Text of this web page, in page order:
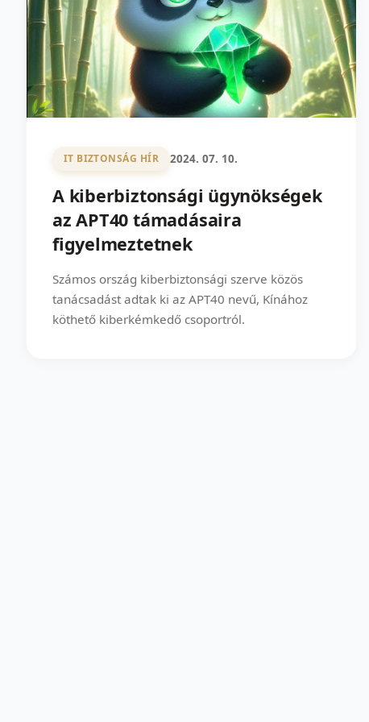
IT BIZTONSÁG HÍR 2024. 07. 10.
A kiberbiztonsági ügynökségek
az APT40 támadásaira
figyelmeztetnek
Számos ország kiberbiztonsági szerve közös
tanácsadást adtak ki az APT40 nevű, Kínához
köthető kiberkémkedő csoportról.